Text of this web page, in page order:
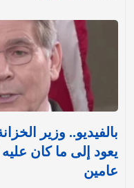
بالفيديو.. وزير
يعود إلى ما كان
عامين